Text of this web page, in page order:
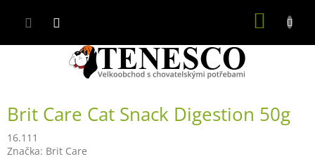
Brit Care Cat Snack Digestion 50g
16.111
Značka: Brit Care